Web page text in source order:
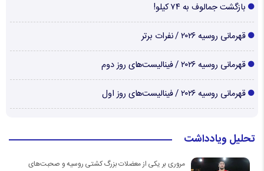
بازگشت جمالوف به ۷۴ کیلو!
قهرمانی روسیه ۲۰۲۶ / نفرات برتر
قهرمانی روسیه ۲۰۲۶ / فینالیست‌های روز دوم
قهرمانی روسیه ۲۰۲۶ / فینالیست‌های روز اول
تحلیل ویادداشت
مروری بر یکی از معضلات بزرگ کشتی روسیه و صحبت‌های